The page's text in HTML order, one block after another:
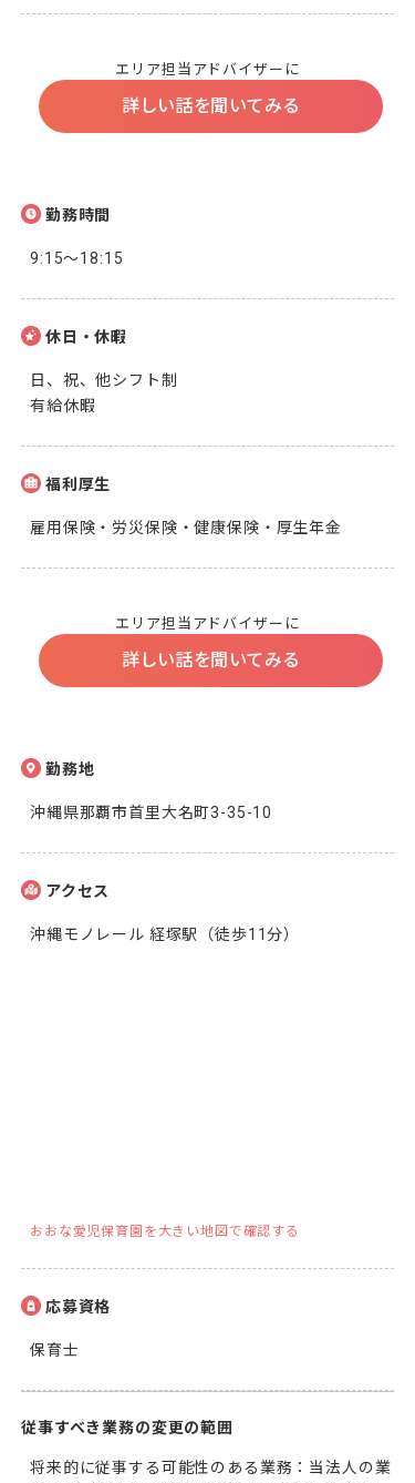
エリア担当アドバイザーに
詳しい話を聞いてみる
勤務時間
9:15～18:15
休日・休暇
日、祝、他シフト制
有給休暇
福利厚生
雇用保険・労災保険・健康保険・厚生年金
エリア担当アドバイザーに
詳しい話を聞いてみる
勤務地
沖縄県那覇市首里大名町3-35-10
アクセス
沖縄モノレール 経塚駅（徒歩11分）
おおな愛児保育園を大きい地図で確認する
応募資格
保育士
従事すべき業務の変更の範囲
将来的に従事する可能性のある業務：当法人の業